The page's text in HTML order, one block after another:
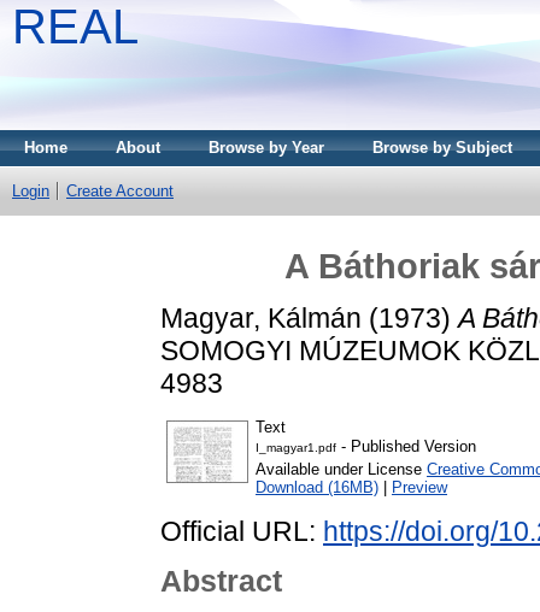
REAL
Home About Browse by Year Browse by Subject
Login Create Account
A Báthoriak
Magyar, Kálmán (1973)A
SOMOGYI MÚZEUMOK
4983
Text
I_magyar1.pdf - Published Version
Available under License Creative
Download (16MB)
Preview
Official URL: https://doi.org/
Abstract